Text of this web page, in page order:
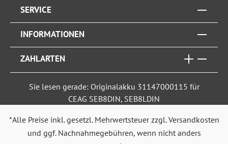
SERVICE
INFORMATIONEN
ZAHLARTEN
Sie lesen gerade: Originalakku 31147000115 für
CEAG SEB8DIN, SEB8LDIN
*Alle Preise inkl. gesetzl. Mehrwertsteuer zzgl.Versandkosten
und ggf. Nachnahmegebühren, wenn nicht anders